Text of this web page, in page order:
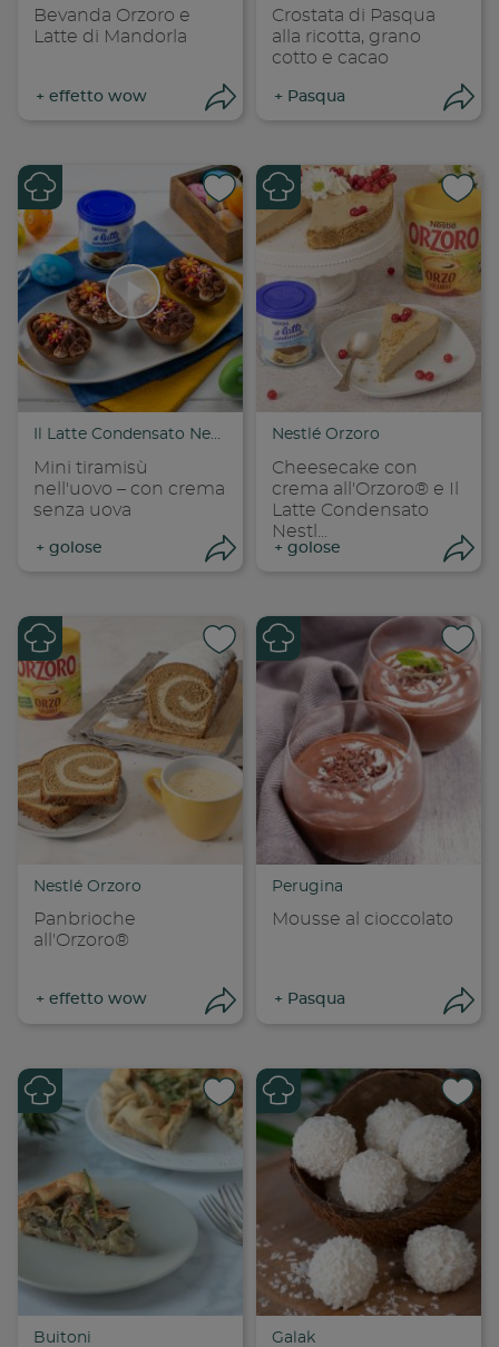
Bevanda Orzoro e
Latte di Mandorla
+ effetto wow
Condividi su
Copia link
Crostata di Pasqua
alla ricotta, grano
cotto e cacao
+ Pasqua
Il Latte Condensato Nestlé
Mini tiramisù
nell'uovo – con crema
senza uova
+ golose
Condividi su
Copia link
Nestlé Orzoro
Cheesecake con
crema all'Orzoro® e Il
Latte Condensato
Nestl...
+ golose
Nestlé Orzoro
Panbrioche
all'Orzoro®
+ effetto wow
Condividi su
Copia link
Perugina
Mousse al cioccolato
+ Pasqua
Buitoni Galak